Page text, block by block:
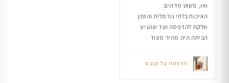
ואו, פשוט מדהים
האיכות בלתי נורמלית והזמן
שלקח להדפסה ועד שהגיע
הביתה היה מהיר מעוד
הדפסה על קנבס